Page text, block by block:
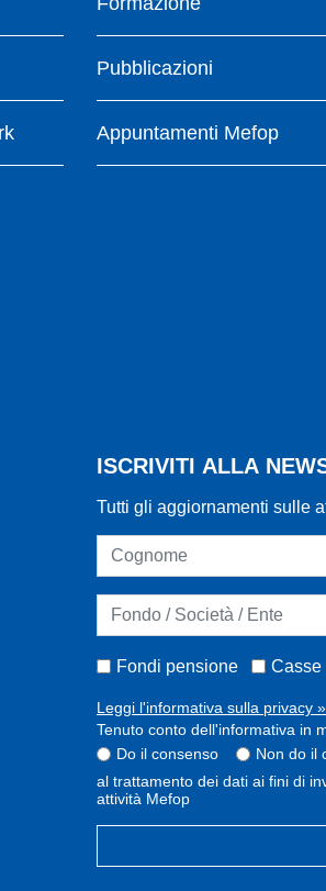
Pubblicazioni
Appuntamenti Mefop
ISCRIVITI ALLA
Tutti gli aggiornamenti sulle
Fondi pensione Casse
Leggi l'informativa sulla privacy »
Tenuto conto dell'informativa in
Do il consenso
Non do il
al trattamento dei dati ai fini di
attività Mefop